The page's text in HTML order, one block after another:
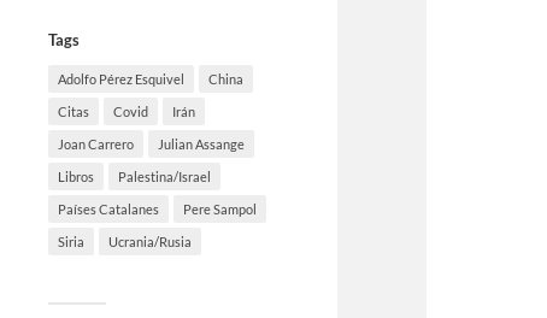
Tags
Adolfo Pérez Esquivel China
Citas Covid Irán
Joan Carrero Julian Assange
Libros Palestina/Israel
Países Catalanes Pere Sampol
Siria Ucrania/Rusia